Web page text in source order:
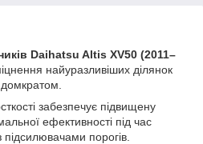
Daihatsu Altis XV50 (2011–
найуразливіших ділянок
домкратом.
забезпечує підвищену
ефективності під час
порогів.